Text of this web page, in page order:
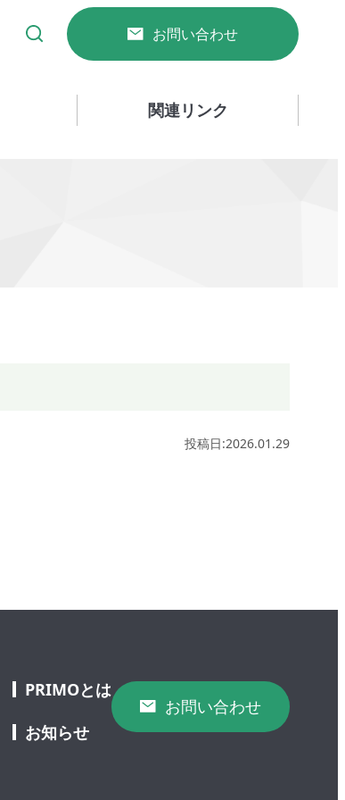
お問い合わせ
関連リンク
投稿日:2026.01.29
PRIMOとは
お知らせ
お問い合わせ